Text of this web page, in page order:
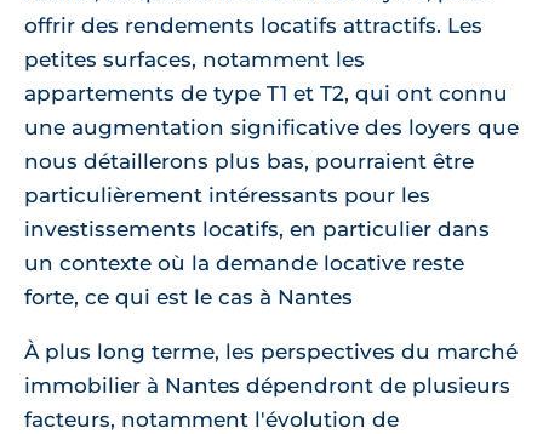
offrir des rendements locatifs attractifs. Les
petites surfaces, notamment les
appartements de type T1 et T2, qui ont connu
une augmentation significative des loyers que
nous détaillerons plus bas, pourraient être
particulièrement intéressants pour les
investissements locatifs, en particulier dans
un contexte où la demande locative reste
forte, ce qui est le cas à Nantes
À plus long terme, les perspectives du marché
immobilier à Nantes dépendront de plusieurs
facteurs, notamment l'évolution de